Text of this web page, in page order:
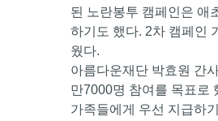
된 노란봉투 캠페인은 애
하기도 했다. 2차 캠페인
웠다.
아름다운재단 박효원 간
만7000명 참여를 목표로
가족들에게 우선 지급하